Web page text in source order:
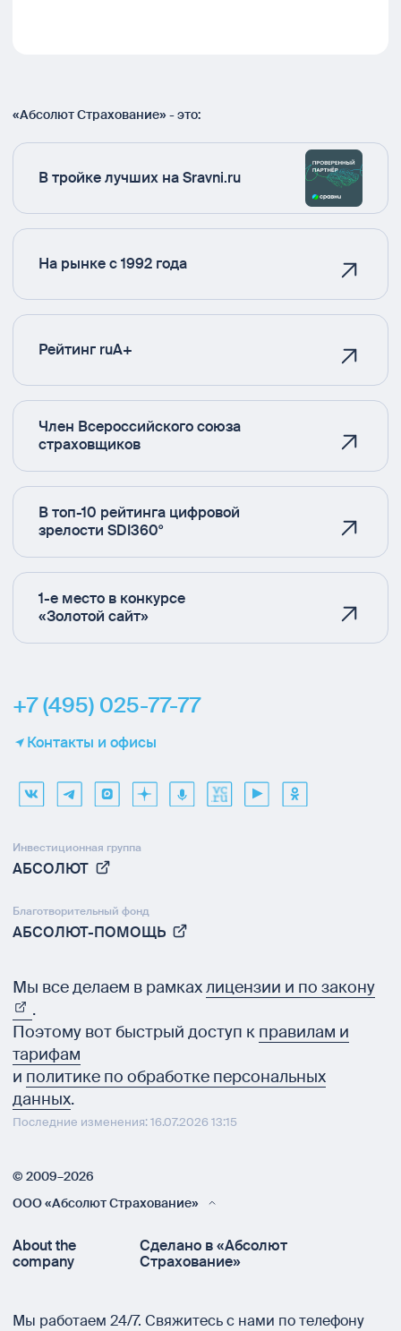
«Абсолют Страхование» - это:
В тройке лучших на Sravni.ru
На рынке с 1992 года
Рейтинг ruA+
Член Всероссийского союза
страховщиков
В топ-10 рейтинга цифровой
зрелости SDI360°
1-е место в конкурсе
«Золотой сайт»
+7 (495) 025-77-77
Контакты и офисы
Инвестиционная группа
АБСОЛЮТ
Благотворительный фонд
АБСОЛЮТ-ПОМОЩЬ
Мы все делаем в рамкахлицензии и по закону
.
Поэтому вот быстрый доступ к правилам и
тарифам
и политике по обработке персональных
данных.
Последние изменения: 16.07.2026 13:15
© 2009–2026
ООО «Абсолют Страхование»
About the
company
Сделано в «Абсолют
Страхование»
Мы работаем 24/7. Свяжитесь с нами по телефону